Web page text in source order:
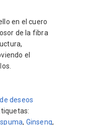
en el cuero
de la fibra
el
deseos
, Ginseng,